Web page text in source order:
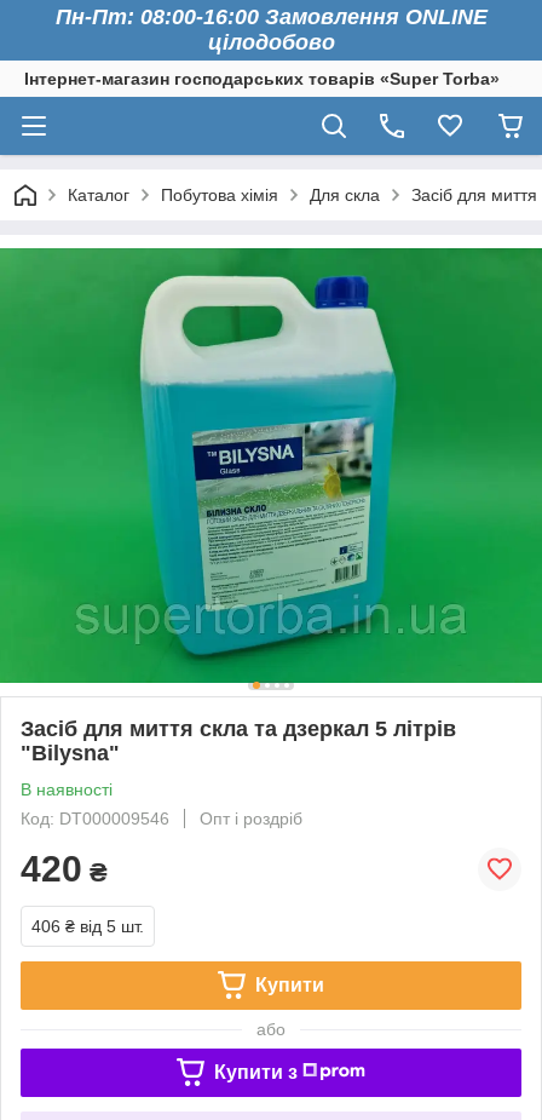
Пн-Пт: 08:00-16:00 Замовлення ONLINE
цілодобово
Інтернет-магазин господарських товарів «Super Torba»
Каталог Побутова хімія Для скла Засіб для миття
Засіб для миття скла та дзеркал 5 літрів
"Bilysna"
В наявності
Код: DT000009546
Опт і роздріб
420 ₴
406 ₴ від 5 шт.
Купити
або
Купити з